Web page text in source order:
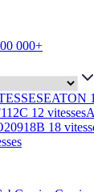
000+
EATON
12 vitesses
18